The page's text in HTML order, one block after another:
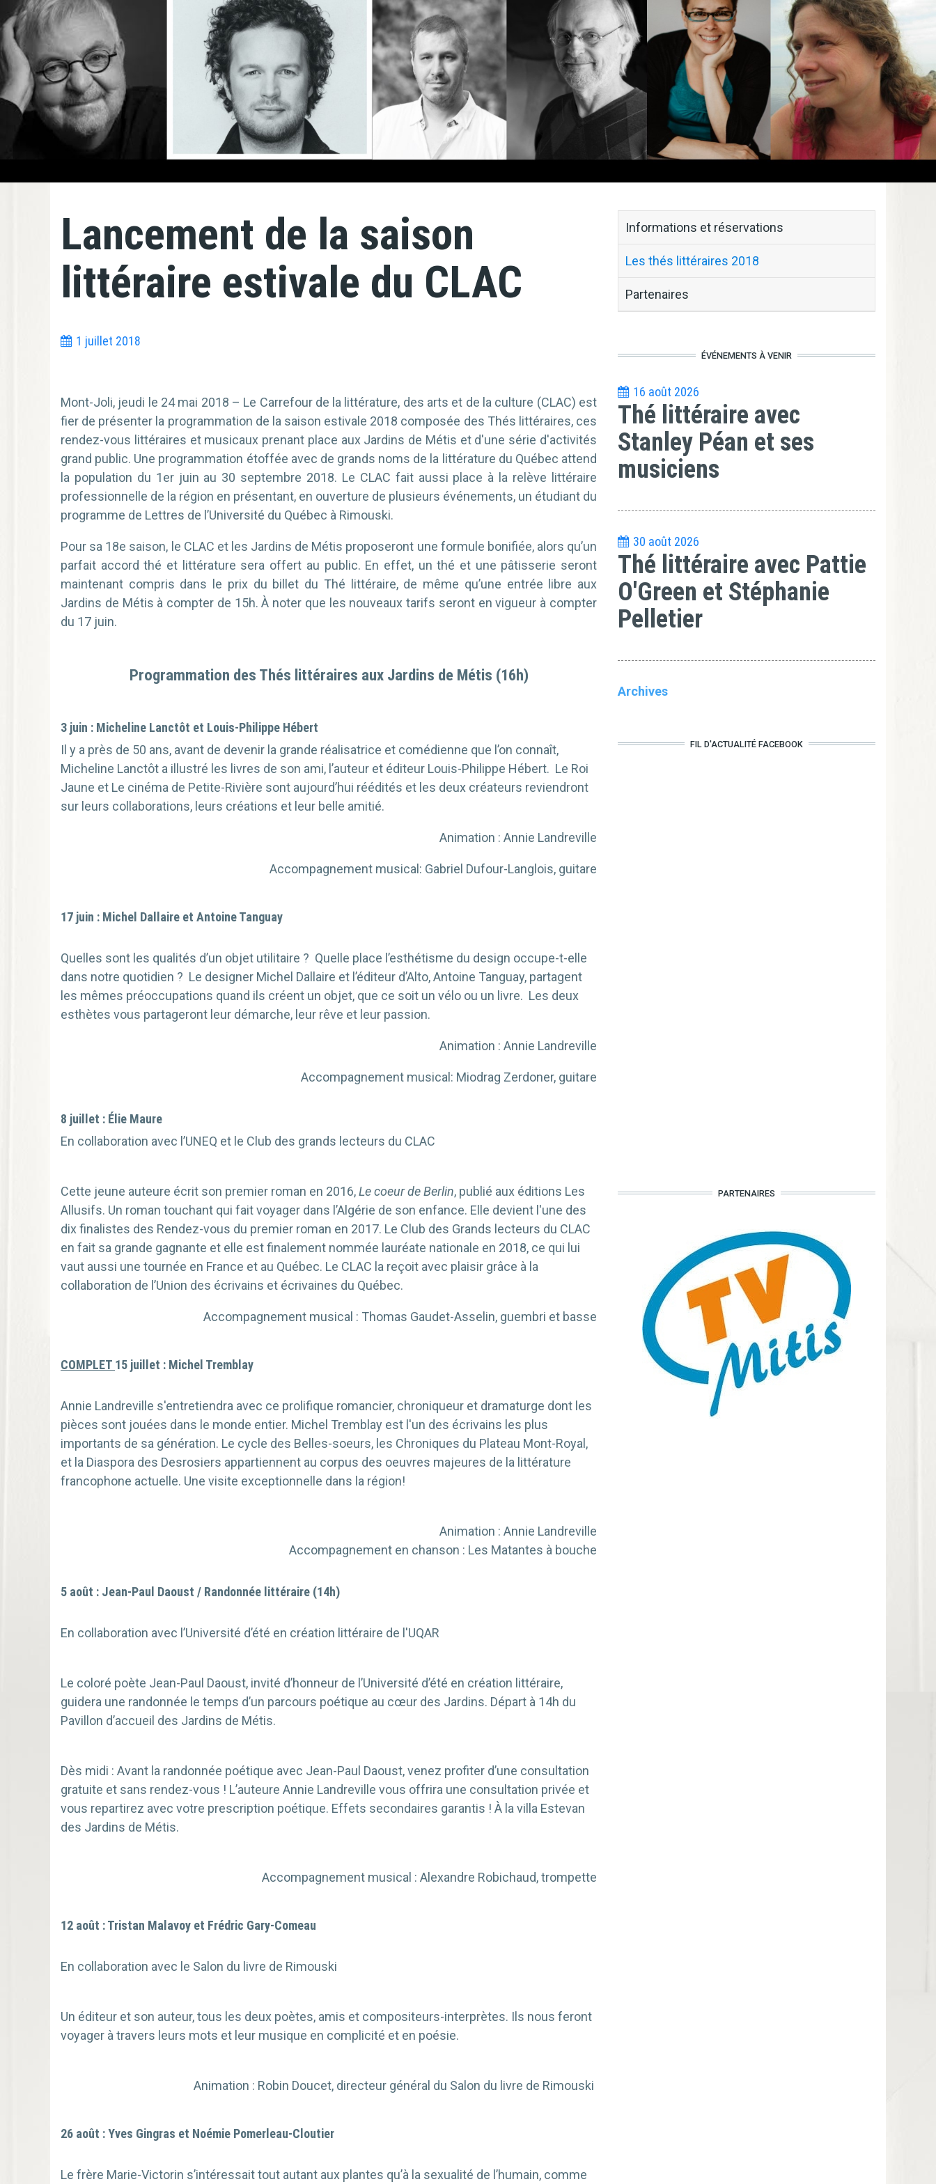
Lancement de la saison
littéraire estivale du CLAC
1 juillet 2018
Mont-Joli, jeudi le 24 mai 2018 – Le Carrefour de la littérature, des arts et de la culture (CLAC) est
fier de présenter la programmation de la saison estivale 2018 composée des Thés littéraires, ces
rendez-vous littéraires et musicaux prenant place aux Jardins de Métis et d'une série d'activités
grand public. Une programmation étoffée avec de grands noms de la littérature du Québec attend
la population du 1er juin au 30 septembre 2018. Le CLAC fait aussi place à la relève littéraire
professionnelle de la région en présentant, en ouverture de plusieurs événements, un étudiant du
programme de Lettres de l’Université du Québec à Rimouski.
Pour sa 18e saison, le CLAC et les Jardins de Métis proposeront une formule bonifiée, alors qu’un
parfait accord thé et littérature sera offert au public. En effet, un thé et une pâtisserie seront
maintenant compris dans le prix du billet du Thé littéraire, de même qu’une entrée libre aux
Jardins de Métis à compter de 15h. À noter que les nouveaux tarifs seront en vigueur à compter
du 17 juin.
Programmation des Thés littéraires aux Jardins de Métis (16h)
3 juin : Micheline Lanctôt et Louis-Philippe Hébert
Il y a près de 50 ans, avant de devenir la grande réalisatrice et comédienne que l’on connaît,
Micheline Lanctôt a illustré les livres de son ami, l’auteur et éditeur Louis-Philippe Hébert. Le Roi
Jaune et Le cinéma de Petite-Rivière sont aujourd’hui réédités et les deux créateurs reviendront
sur leurs collaborations, leurs créations et leur belle amitié.
Animation : Annie Landreville
Accompagnement musical: Gabriel Dufour-Langlois, guitare
17 juin : Michel Dallaire et Antoine Tanguay
Quelles sont les qualités d’un objet utilitaire ? Quelle place l’esthétisme du design occupe-t-elle
dans notre quotidien ? Le designer Michel Dallaire et l’éditeur d’Alto, Antoine Tanguay, partagent
les mêmes préoccupations quand ils créent un objet, que ce soit un vélo ou un livre. Les deux
esthètes vous partageront leur démarche, leur rêve et leur passion.
Animation : Annie Landreville
Accompagnement musical: Miodrag Zerdoner, guitare
8 juillet : Élie Maure
En collaboration avec l’UNEQ et le Club des grands lecteurs du CLAC
Cette jeune auteure écrit son premier roman en 2016,Le coeur de Berlin, publié aux éditions Les
Allusifs. Un roman touchant qui fait voyager dans l’Algérie de son enfance. Elle devient l'une des
dix finalistes des Rendez-vous du premier roman en 2017. Le Club des Grands lecteurs du CLAC
en fait sa grande gagnante et elle est finalement nommée lauréate nationale en 2018, ce qui lui
vaut aussi une tournée en France et au Québec. Le CLAC la reçoit avec plaisir grâce à la
collaboration de l’Union des écrivains et écrivaines du Québec.
Accompagnement musical : Thomas Gaudet-Asselin, guembri et basse
COMPLET 15 juillet : Michel Tremblay
Annie Landreville s'entretiendra avec ce prolifique romancier, chroniqueur et dramaturge dont les
pièces sont jouées dans le monde entier. Michel Tremblay est l'un des écrivains les plus
importants de sa génération. Le cycle des Belles-soeurs, les Chroniques du Plateau Mont-Royal,
et la Diaspora des Desrosiers appartiennent au corpus des oeuvres majeures de la littérature
francophone actuelle. Une visite exceptionnelle dans la région!
Animation : Annie Landreville
Accompagnement en chanson : Les Matantes à bouche
5 août : Jean-Paul Daoust / Randonnée littéraire (14h)
En collaboration avec l’Université d’été en création littéraire de l'UQAR
Le coloré poète Jean-Paul Daoust, invité d’honneur de l’Université d’été en création littéraire,
guidera une randonnée le temps d’un parcours poétique au cœur des Jardins. Départ à 14h du
Pavillon d’accueil des Jardins de Métis.
Dès midi : Avant la randonnée poétique avec Jean-Paul Daoust, venez profiter d’une consultation
gratuite et sans rendez-vous ! L’auteure Annie Landreville vous offrira une consultation privée et
vous repartirez avec votre prescription poétique. Effets secondaires garantis ! À la villa Estevan
des Jardins de Métis.
Accompagnement musical : Alexandre Robichaud, trompette
12 août : Tristan Malavoy et Frédric Gary-Comeau
En collaboration avec le Salon du livre de Rimouski
Un éditeur et son auteur, tous les deux poètes, amis et compositeurs-interprètes. Ils nous feront
voyager à travers leurs mots et leur musique en complicité et en poésie.
Animation : Robin Doucet, directeur général du Salon du livre de Rimouski
26 août : Yves Gingras et Noémie Pomerleau-Cloutier
Le frère Marie-Victorin s’intéressait tout autant aux plantes qu’à la sexualité de l’humain, comme
block-
menu-
litteraires
Informations et réservations
Les thés littéraires 2018
Partenaires
ÉVÉNEMENTS À VENIR
16 août 2026
Thé littéraire avec
Stanley Péan et ses
musiciens
30 août 2026
Thé littéraire avec Pattie
O'Green et Stéphanie
Pelletier
Archives
FIL D'ACTUALITÉ FACEBOOK
PARTENAIRES